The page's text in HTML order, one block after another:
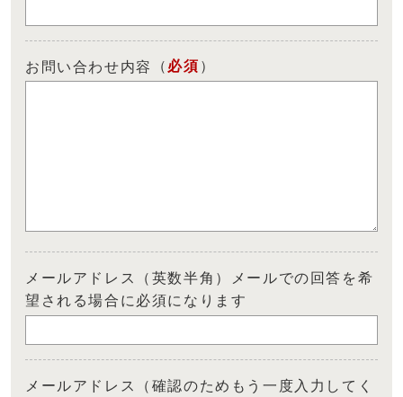
お問い合わせ内容 （ 必須 ）
メールアドレス（英数半角）メールでの回答を希
望される場合に必須になります
メールアドレス（確認のためもう一度入力してく